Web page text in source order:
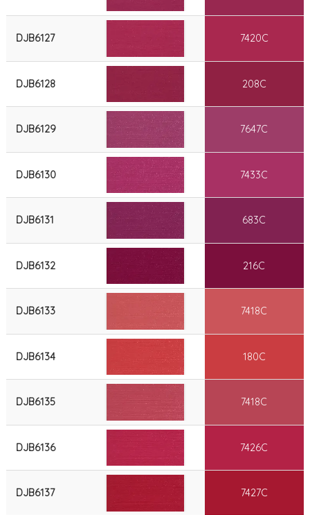
DJB6127 7420C
DJB6128 208C
DJB6129 7647C
DJB6130 7433C
DJB6131 683C
DJB6132 216C
DJB6133 7418C
DJB6134 180C
DJB6135 7418C
DJB6136 7426C
DJB6137 7427C